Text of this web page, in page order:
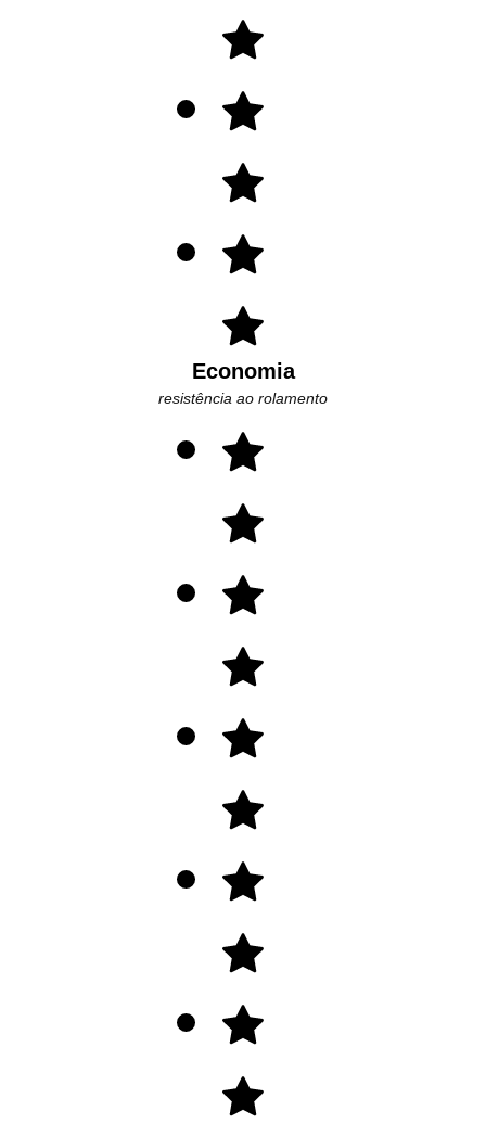
Economia
resistência ao rolamento